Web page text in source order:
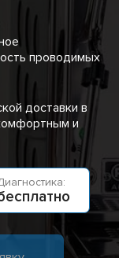
проводимых
доставки в
и